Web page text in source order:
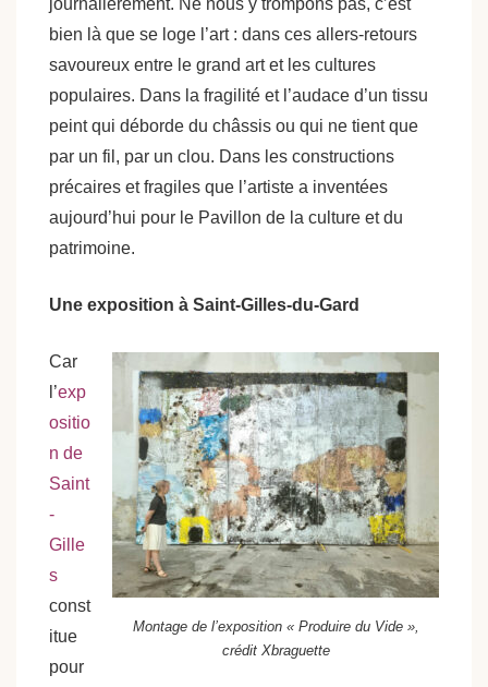
journalièrement. Ne nous y trompons pas, c’est
bien là que se loge l’art : dans ces allers-retours
savoureux entre le grand art et les cultures
populaires. Dans la fragilité et l’audace d’un tissu
peint qui déborde du châssis ou qui ne tient que
par un fil, par un clou. Dans les constructions
précaires et fragiles que l’artiste a inventées
aujourd’hui pour le Pavillon de la culture et du
patrimoine.
Une exposition à Saint-Gilles-du-Gard
Montage de l’exposition « Produire du Vide »,
crédit Xbraguette
Car
l’exp
ositio
n de
Saint
-
Gille
s
const
itue
pour